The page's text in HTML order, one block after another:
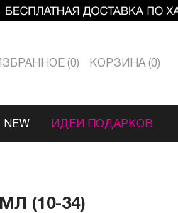
0 КОРЗИНА 0
NEW ИДЕИ ПОДАРКОВ
(10-34)